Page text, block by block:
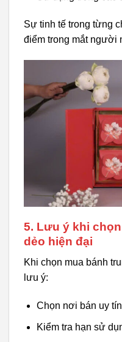
Sự tinh tế trong từng
điểm trong mắt người
5. Lưu ý khi
dẻo hiện đại
Khi chọn mua bánh
lưu ý:
Chọn nơi bán uy tín
Kiểm tra hạn sử